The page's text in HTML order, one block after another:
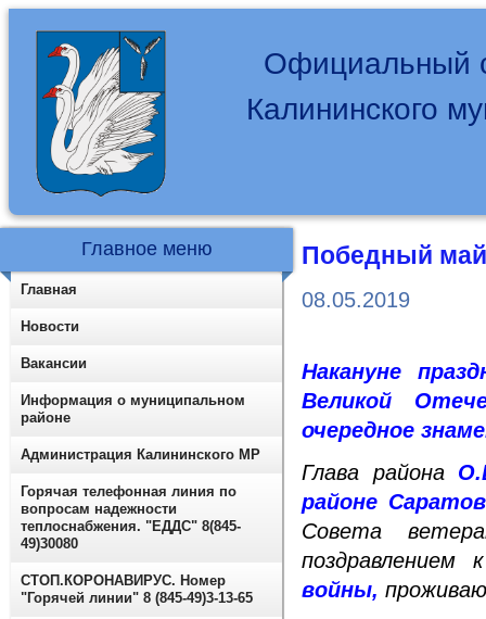
Официальный
Калининского
Победный май
08.05.2019
Накануне
Великой
очередное
Глава района
районе
Совета
поздравлением
войны,
Главное меню
Главная
Новости
Вакансии
Информация о муниципальном
районе
Администрация Калининского МР
Горячая телефонная линия по
вопросам надежности
теплоснабжения. "ЕДДС" 8(845-
49)30080
СТОП.КОРОНАВИРУС. Номер
"Горячей линии" 8 (845-49)3-13-65